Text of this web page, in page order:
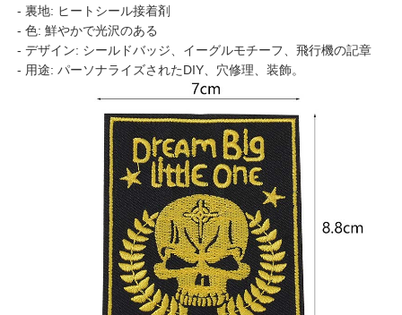
- 裏地: ヒートシール接着剤
- 色: 鮮やかで光沢のある
- デザイン: シールドバッジ、イーグルモチーフ、飛行機の記章
- 用途: パーソナライズされたDIY、穴修理、装飾。